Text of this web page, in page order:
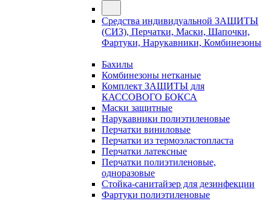
Средства индивидуальной ЗАЩИТЫ
(СИЗ), Перчатки, Маски, Шапочки,
Фартуки, Нарукавники, Комбинезоны
Бахилы
Комбинезоны нетканые
Комплект ЗАЩИТЫ для
КАССОВОГО БОКСА
Маски защитные
Нарукавники полиэтиленовые
Перчатки виниловые
Перчатки из термоэластопласта
Перчатки латексные
Перчатки полиэтиленовые,
одноразовые
Стойка-санитайзер для дезинфекции
Фартуки полиэтиленовые